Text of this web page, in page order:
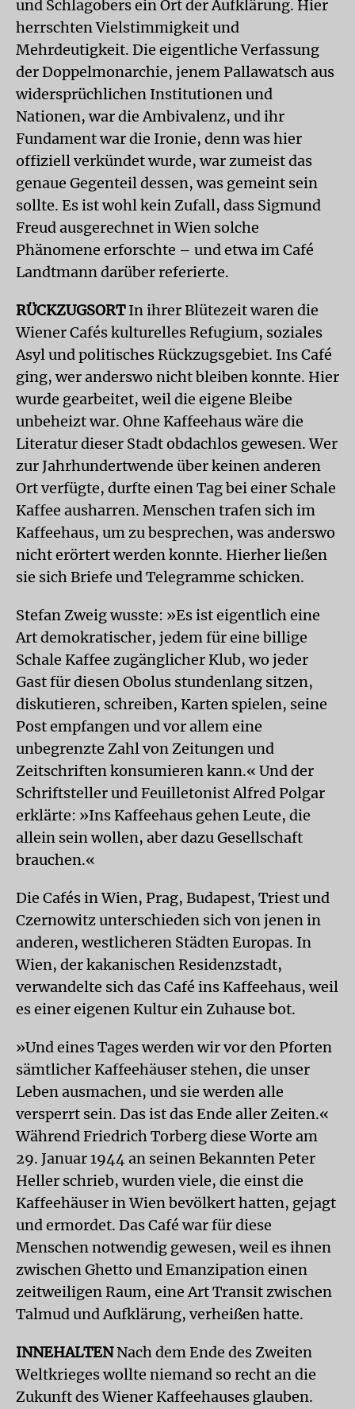
und Schlagobers ein Ort der Aufklärung. Hier
herrschten Vielstimmigkeit und
Mehrdeutigkeit. Die eigentliche Verfassung
der Doppelmonarchie, jenem Pallawatsch aus
widersprüchlichen Institutionen und
Nationen, war die Ambivalenz, und ihr
Fundament war die Ironie, denn was hier
offiziell verkündet wurde, war zumeist das
genaue Gegenteil dessen, was gemeint sein
sollte. Es ist wohl kein Zufall, dass Sigmund
Freud ausgerechnet in Wien solche
Phänomene erforschte – und etwa im Café
Landtmann darüber referierte.
RÜCKZUGSORTIn ihrer Blütezeit waren die
Wiener Cafés kulturelles Refugium, soziales
Asyl und politisches Rückzugsgebiet. Ins Café
ging, wer anderswo nicht bleiben konnte. Hier
wurde gearbeitet, weil die eigene Bleibe
unbeheizt war. Ohne Kaffeehaus wäre die
Literatur dieser Stadt obdachlos gewesen. Wer
zur Jahrhundertwende über keinen anderen
Ort verfügte, durfte einen Tag bei einer Schale
Kaffee ausharren. Menschen trafen sich im
Kaffeehaus, um zu besprechen, was anderswo
nicht erörtert werden konnte. Hierher ließen
sie sich Briefe und Telegramme schicken.
Stefan Zweig wusste: »Es ist eigentlich eine
Art demokratischer, jedem für eine billige
Schale Kaffee zugänglicher Klub, wo jeder
Gast für diesen Obolus stundenlang sitzen,
diskutieren, schreiben, Karten spielen, seine
Post empfangen und vor allem eine
unbegrenzte Zahl von Zeitungen und
Zeitschriften konsumieren kann.« Und der
Schriftsteller und Feuilletonist Alfred Polgar
erklärte: »Ins Kaffeehaus gehen Leute, die
allein sein wollen, aber dazu Gesellschaft
brauchen.«
Die Cafés in Wien, Prag, Budapest, Triest und
Czernowitz unterschieden sich von jenen in
anderen, westlicheren Städten Europas. In
Wien, der kakanischen Residenzstadt,
verwandelte sich das Café ins Kaffeehaus, weil
es einer eigenen Kultur ein Zuhause bot.
»Und eines Tages werden wir vor den Pforten
sämtlicher Kaffeehäuser stehen, die unser
Leben ausmachen, und sie werden alle
versperrt sein. Das ist das Ende aller Zeiten.«
Während Friedrich Torberg diese Worte am
29. Januar 1944 an seinen Bekannten Peter
Heller schrieb, wurden viele, die einst die
Kaffeehäuser in Wien bevölkert hatten, gejagt
und ermordet. Das Café war für diese
Menschen notwendig gewesen, weil es ihnen
zwischen Ghetto und Emanzipation einen
zeitweiligen Raum, eine Art Transit zwischen
Talmud und Aufklärung, verheißen hatte.
INNEHALTENNach dem Ende des Zweiten
Weltkrieges wollte niemand so recht an die
Zukunft des Wiener Kaffeehauses glauben.